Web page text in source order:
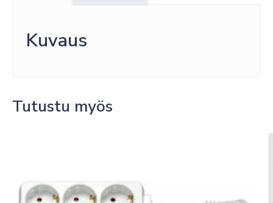
Kuvaus
Tutustu myös